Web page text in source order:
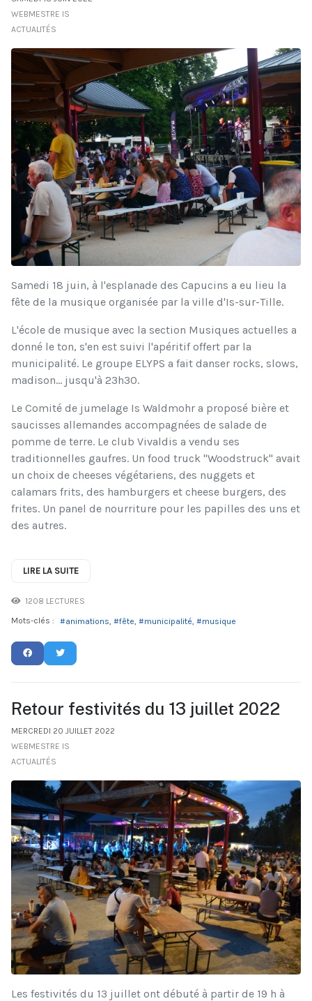
WEBMESTRE IS
ACTUALITÉS
Samedi 18 juin, à l'esplanade des Capucins a eu lieu la
fête de la musique organisée par la ville d'Is-sur-Tille.
L'école de musique avec la section Musiques actuelles a
donné le ton, s'en est suivi l'apéritif offert par la
municipalité. Le groupe ELYPS a fait danser rocks, slows,
madison... jusqu'à 23h30.
Le Comité de jumelage Is Waldmohr a proposé bière et
saucisses allemandes accompagnées de salade de
pomme de terre. Le club Vivaldis a vendu ses
traditionnelles gaufres. Un food truck "Woodstruck" avait
un choix de cheeses végétariens, des nuggets et
calamars frits, des hamburgers et cheese burgers, des
frites. Un panel de nourriture pour les papilles des uns et
des autres.
LIRE LA SUITE
1208 LECTURES
Mots-clés :
animations fête municipalité musique
Retour festivités du 13 juillet 2022
MERCREDI 20 JUILLET 2022
WEBMESTRE IS
ACTUALITÉS
Les festivités du 13 juillet ont débuté à partir de 19 h à